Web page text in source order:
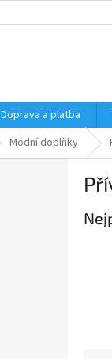
Doprava a platba
Módní doplňky